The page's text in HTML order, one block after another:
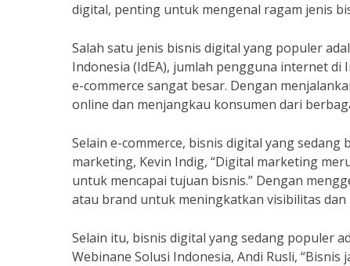
digital, penting untuk mengenal ragam jenis
Salah satu jenis bisnis digital yang populer
Indonesia (IdEA), jumlah pengguna internet
e-commerce sangat besar. Dengan
online dan menjangkau konsumen dari
Selain e-commerce, bisnis digital yang
marketing, Kevin Indig, “Digital marketing
untuk mencapai tujuan bisnis.” Dengan
atau brand untuk meningkatkan visibilitas
Selain itu, bisnis digital yang sedang populer
Webinane Solusi Indonesia, Andi Rusli,